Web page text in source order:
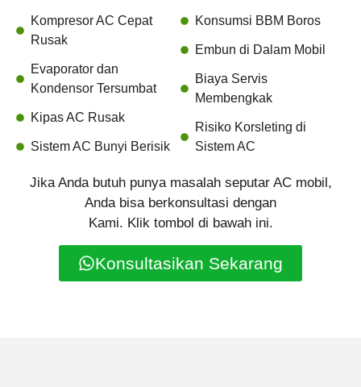
Kompresor AC Cepat
Rusak
Evaporator dan
Kondensor Tersumbat
Kipas AC Rusak
Sistem AC Bunyi Berisik
Konsumsi BBM Boros
Embun di Dalam Mobil
Biaya Servis
Membengkak
Risiko Korsleting di
Sistem AC
Jika Anda butuh punya masalah seputar AC mobil,
Anda bisa berkonsultasi dengan
Kami. Klik tombol di bawah ini.
Konsultasikan Sekarang